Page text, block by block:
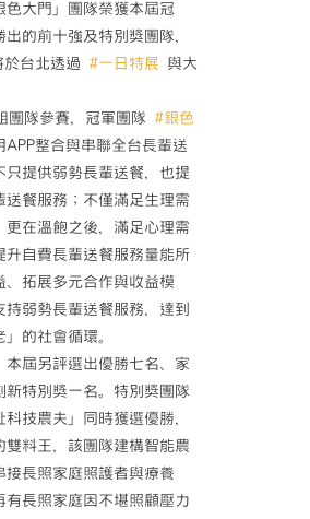
色大門」團隊榮獲本屆冠
出的前十強及特別獎團隊，
於台北透過 #一日特展 與大
團隊參賽，冠軍團隊 #銀色
APP整合與串聯全台長輩送
只提供弱勢長輩送餐，也提
送餐服務；不僅滿足生理需
更在溫飽之後，滿足心理需
升自費長輩送餐服務量能所
、拓展多元合作與收益模
持弱勢長輩送餐服務，達到
」的社會循環。
本屆另評選出優勝七名、家
新特別獎一名。特別獎團隊
科技農夫」同時獲選優勝，
雙料王，該團隊建構智能農
接長照家庭照護者與療養
有長照家庭因不堪照顧壓力